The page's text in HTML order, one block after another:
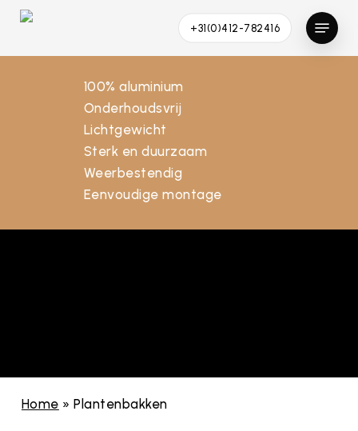
Skip
main
+31(0)412-782416
Menu
100% aluminium
Onderhoudsvrij
Lichtgewicht
Sterk en duurzaam
Weerbestendig
Eenvoudige montage
Home »Plantenbakken